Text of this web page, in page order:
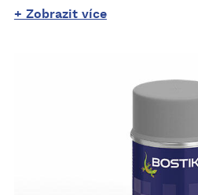
+ Zobrazit více